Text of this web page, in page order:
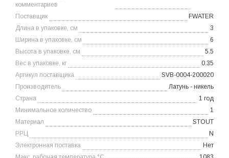
комментариев
Поставщик
FWATER
Длина в упаковке, см
3
Ширина в упаковке, см
6
Высота в упаковке, см
5.5
Вес в упаковке, кг
0.35
Артикул поставщика
SVB-0004-200020
Производитель
Латунь - никель
Страна
1 год
Минимальное количество
1
Материал
STOUT
РРЦ
N
Электронная поставка
Нет